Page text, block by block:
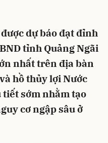
dự báo đạt đỉnh
tỉnh Quảng Ngãi
nhất trên địa bàn
hồ thủy lợi Nước
sớm nhằm tạo
cơ ngập sâu ở
Hủy Gửi